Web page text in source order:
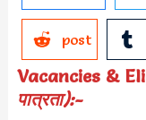
post
Vacancies &
पात्रता):-